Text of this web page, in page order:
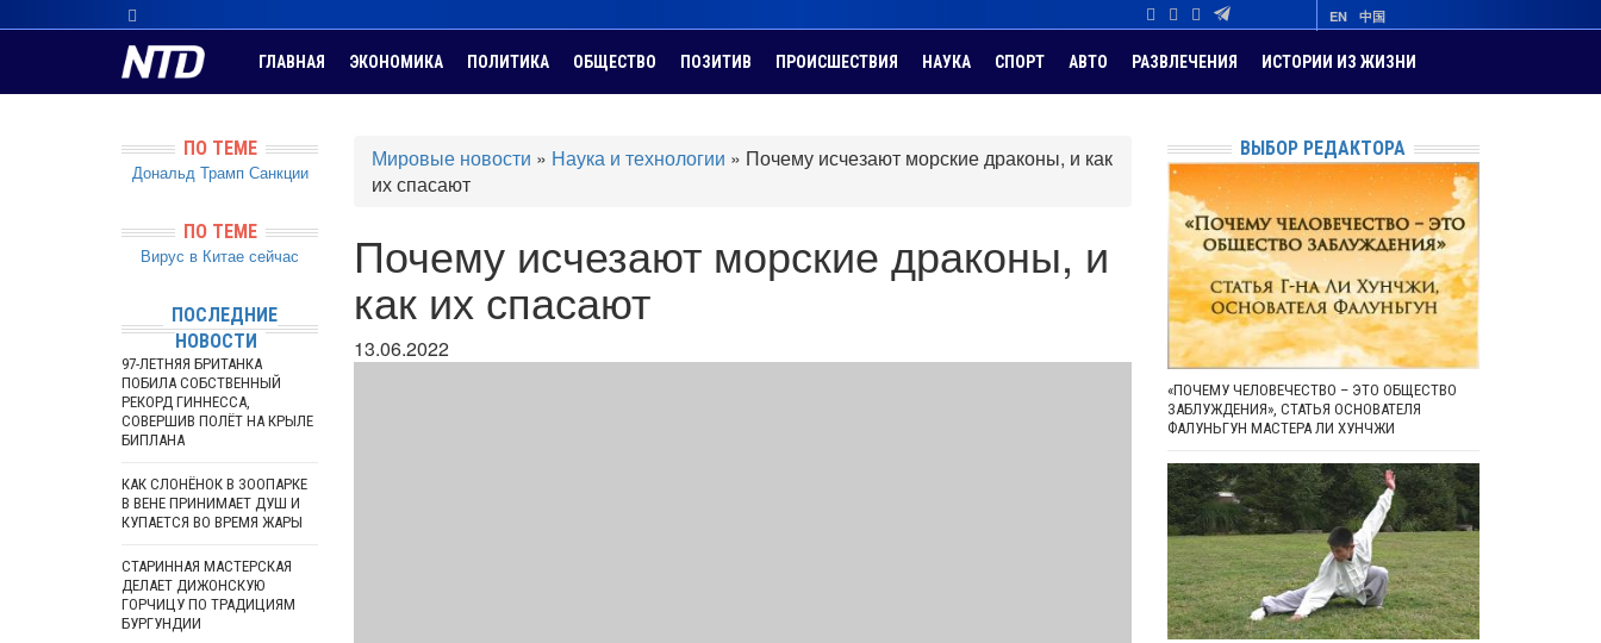
EN 中国
ГЛАВНАЯ ЭКОНОМИКА ПОЛИТИКА ОБЩЕСТВО ПОЗИТИВ ПРОИСШЕСТВИЯ НАУКА СПОРТ АВТО РАЗВЛЕЧЕНИЯ ИСТОРИИ ИЗ ЖИЗНИ
Мировые новости » Наука и технологии » Почему исчезают морские драконы, и как
их спасают
Почему исчезают морские драконы, и
как их спасают
13.06.2022
ПО ТЕМЕ
Дональд Трамп Санкции
ПО ТЕМЕ
Вирус в Китае сейчас
ПОСЛЕДНИЕ
НОВОСТИ
97-ЛЕТНЯЯ БРИТАНКА
ПОБИЛА СОБСТВЕННЫЙ
РЕКОРД ГИННЕССА,
СОВЕРШИВ ПОЛЁТ НА КРЫЛЕ
БИПЛАНА
КАК СЛОНЁНОК В ЗООПАРКЕ
В ВЕНЕ ПРИНИМАЕТ ДУШ И
КУПАЕТСЯ ВО ВРЕМЯ ЖАРЫ
СТАРИННАЯ МАСТЕРСКАЯ
ДЕЛАЕТ ДИЖОНСКУЮ
ГОРЧИЦУ ПО ТРАДИЦИЯМ
БУРГУНДИИ
ВЫБОР РЕДАКТОРА
«ПОЧЕМУ ЧЕЛОВЕЧЕСТВО – ЭТО ОБЩЕСТВО
ЗАБЛУЖДЕНИЯ», СТАТЬЯ ОСНОВАТЕЛЯ
ФАЛУНЬГУН МАСТЕРА ЛИ ХУНЧЖИ